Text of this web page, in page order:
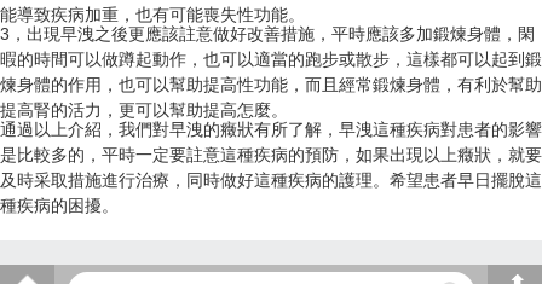
能導致疾病加重，也有可能喪失性功能。
3，出現早洩之後更應該註意做好改善措施，平時應該多加鍛煉身體，閑
暇的時間可以做蹲起動作，也可以適當的跑步或散步，這樣都可以起到鍛
煉身體的作用，也可以幫助提高性功能，而且經常鍛煉身體，有利於幫助
提高腎的活力，更可以幫助提高怎麼。
通過以上介紹，我們對早洩的癥狀有所了解，早洩這種疾病對患者的影響
是比較多的，平時一定要註意這種疾病的預防，如果出現以上癥狀，就要
及時采取措施進行治療，同時做好這種疾病的護理。希望患者早日擺脫這
種疾病的困擾。